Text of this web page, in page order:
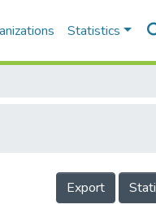
Statistics
Export